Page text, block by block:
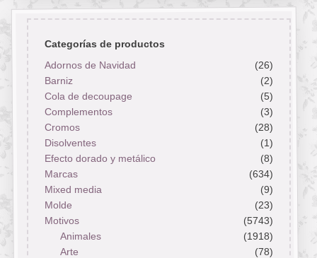
Categorías de productos
Adornos de Navidad
(26)
Barniz
(2)
Cola de decoupage
(5)
Complementos
(3)
Cromos
(28)
Disolventes
(1)
Efecto dorado y metálico
(8)
Marcas
(634)
Mixed media
(9)
Molde
(23)
Motivos
(5743)
Animales
(1918)
Arte
(78)